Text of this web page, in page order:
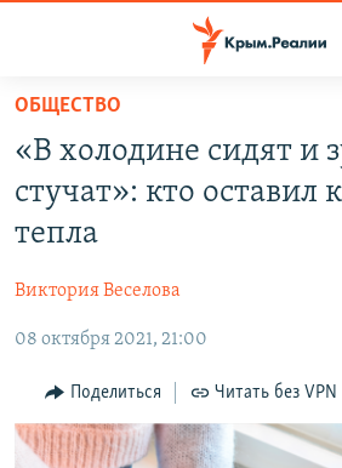
Вернуться
основному
содержанию
Вернутся
главной
навигации
Вернутся
поиску
СПЕЦПРОЕКТЫ
11 ЛЕТ ОККУПАЦИИ КРЫМА. 11 ИСТОРИЙ
ВОДА
ЕЩЕ
ИНТЕРАКТИВ
ИНФОГРАФИКА
ТЕЛЕПРОЕКТ КРЫМ.РЕАЛИИ
РАДІО СВОБОДА
КАК ОБОЙТИ БЛОКИРОВКУ
Українською
ОБЩЕСТВО
«В холодине сидят и
стучат»: кто оставил
тепла
Виктория Веселова
08 октября 2021, 21:00
Поделиться Читать без VPN